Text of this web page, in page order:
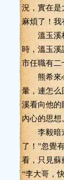
況，實在是
麻煩了！我
溫玉溪板
時，溫玉溪
市任職有二
熊希來心
暈，連怎么
溪看向他的
內心的思想
李毅暗道
了！”忽覺
看，只見蘇
“李大哥，